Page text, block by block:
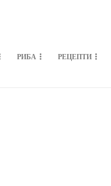
РИБА РЕЦЕПТИ